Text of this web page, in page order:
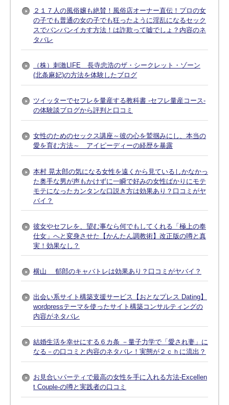
２１７人の風俗嬢も絶賛！風俗店オーナー直伝！プロの女
の子でも普通の女の子でも狂ったように淫乱になるセック
スでバンバンイカす方法！は詐欺って嘘でしょ？内容のネ
タバレ
（株）刺激LIFE 長寺忠浩のザ・シークレット・ゾーン
(北条麻妃)の方法を体験したブログ
ツイッターでセフレを量産する教科書 -セフレ量産コース-
の体験談ブログから評判と口コミ
女性のためのセックス講座～彼の心を鷲掴みにし、本当の
愛を育む方法～ アイピーディーの経歴を暴露
本村 晃太郎の気になる女性を遠くから見ているしかなかっ
た奥手な男が声もかけずに一瞬で好みの女性ばかりにモテ
モテになったカンタンな口説き方は効果あり？口コミがヤ
バイ？
彼女やセフレを、望む事なら何でもしてくれる「極上の奉
仕女」へと変身させた【かんたん調教術】改正版の噂と真
実！効果なし？
横山 郁郎のキャバトレは効果あり？口コミがヤバイ？
出会い系サイト構築支援サービス【おとなプレス Dating】
wordpressテーマを使ったサイト構築コンサルティングの
内容がネタバレ
結婚生活を幸せにする６カ条 －量子力学で「愛され妻」に
なる－の口コミと内容のネタバレ！実態が２ｃｈに流出？
お見合いパーティで最高の女性を手に入れる方法-Excellen
t Couple-の噂と実践者の口コミ